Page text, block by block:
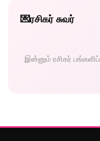
💌ரசிகர் சுவர்
இன்னும் ரசிகர்